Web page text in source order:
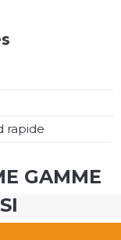
rapide
GAMME